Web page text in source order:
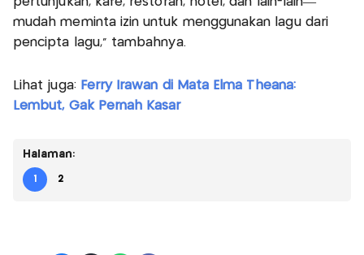
mudah meminta izin untuk menggunakan lagu dari
pencipta lagu,” tambahnya.
Lihat juga: Ferry Irawan di Mata Elma Theana:
Lembut, Gak Pernah Kasar
Halaman:
1 2